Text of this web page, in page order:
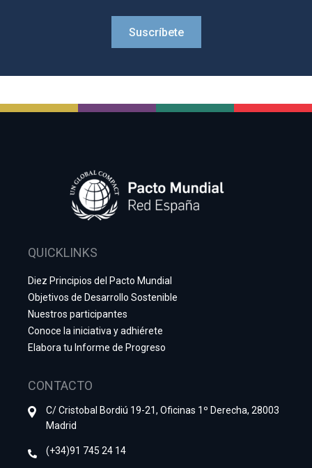
Suscríbete
QUICKLINKS
Diez Principios del Pacto Mundial
Objetivos de Desarrollo Sostenible
Nuestros participantes
Conoce la iniciativa y adhiérete
Elabora tu Informe de Progreso
CONTACTO
C/ Cristobal Bordiú 19-21, Oficinas 1º Derecha, 28003
Madrid
(+34)91 745 24 14